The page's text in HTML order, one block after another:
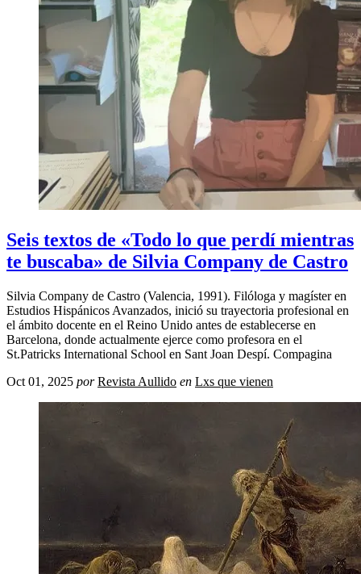
Seis textos de «Todo lo que perdí mientras
te buscaba» de Silvia Company de Castro
Silvia Company de Castro (Valencia, 1991). Filóloga y magíster en
Estudios Hispánicos Avanzados, inició su trayectoria profesional en
el ámbito docente en el Reino Unido antes de establecerse en
Barcelona, donde actualmente ejerce como profesora en el
St.Patricks International School en Sant Joan Despí. Compagina
Oct 01, 2025 por Revista Aullido en Lxs que vienen